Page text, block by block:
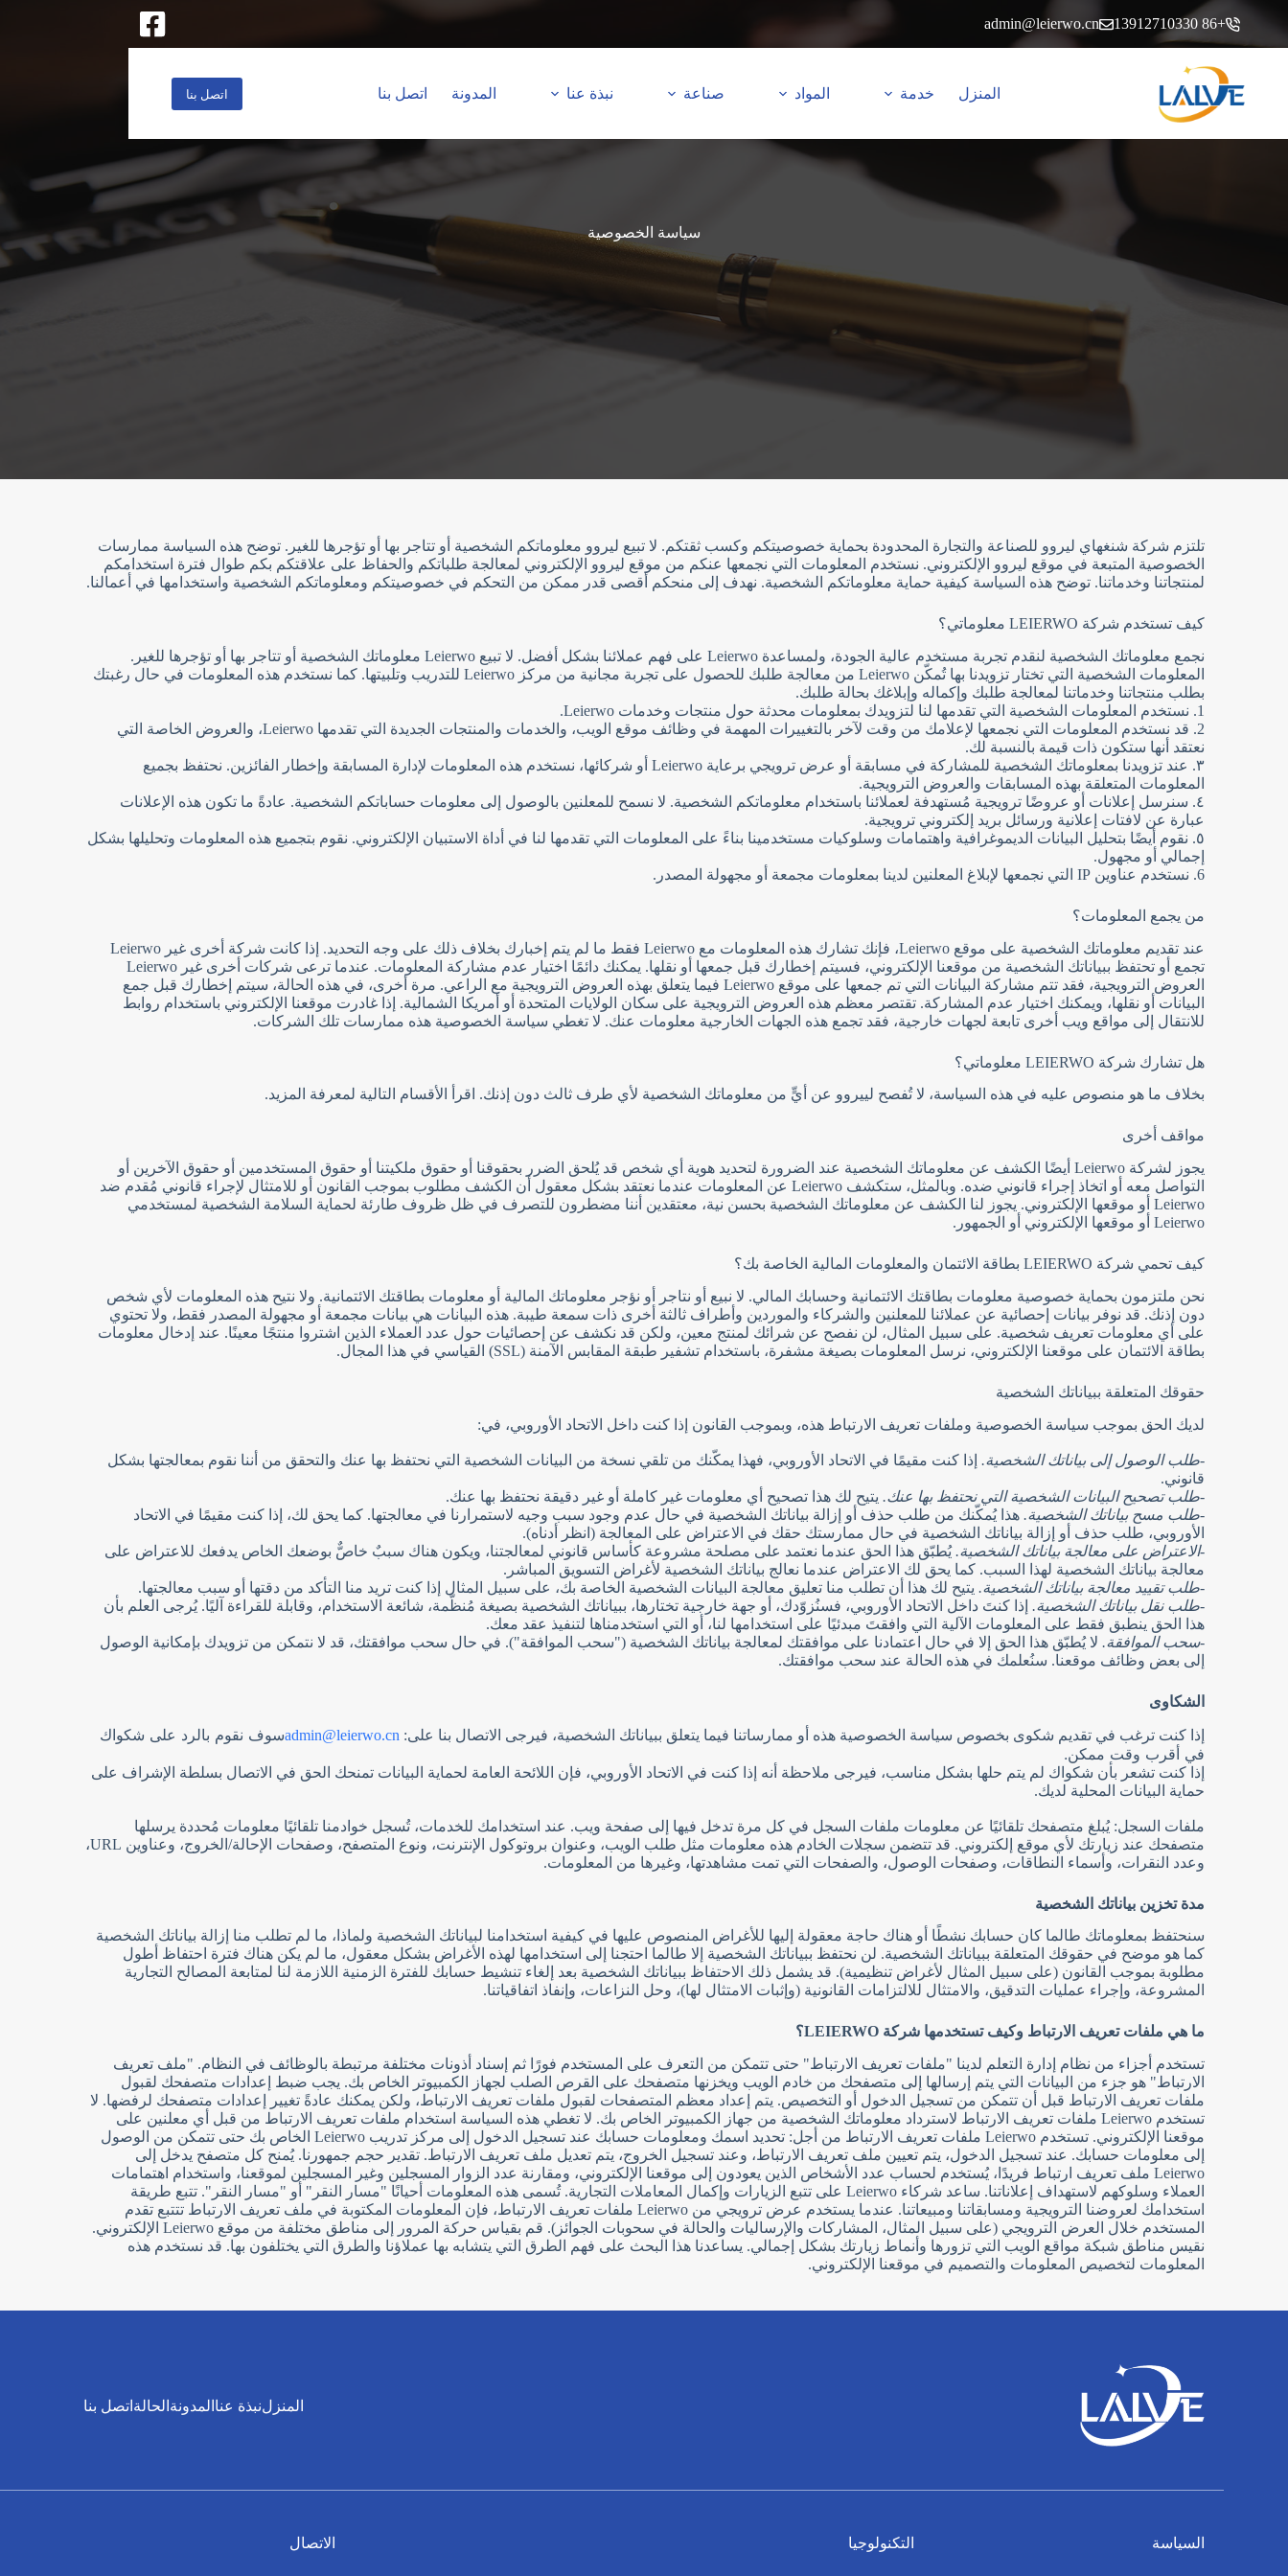
المحتوى
+86 13912710330
admin@leierwo.cn
المنزل خدمة المواد صناعة نبذة عنا المدونة اتصل بنا اتصل بنا
سياسة الخصوصية
تلتزم شركة شنغهاي ليروو للصناعة والتجارة المحدودة بحماية خصوصيتكم وكسب ثقتكم. لا تبيع ليروو معلوماتكم الشخصية أو تتاجر بها أو تؤجرها للغير. توضح هذه السياسة ممارسات
الخصوصية المتبعة في موقع ليروو الإلكتروني. نستخدم المعلومات التي نجمعها عنكم من موقع ليروو الإلكتروني لمعالجة طلباتكم والحفاظ على علاقتكم بكم طوال فترة استخدامكم
لمنتجاتنا وخدماتنا. توضح هذه السياسة كيفية حماية معلوماتكم الشخصية. نهدف إلى منحكم أقصى قدر ممكن من التحكم في خصوصيتكم ومعلوماتكم الشخصية واستخدامها في أعمالنا.
كيف تستخدم شركة LEIERWO معلوماتي؟
نجمع معلوماتك الشخصية لنقدم تجربة مستخدم عالية الجودة، ولمساعدة Leierwo على فهم عملائنا بشكل أفضل. لا تبيع Leierwo معلوماتك الشخصية أو تتاجر بها أو تؤجرها للغير.
المعلومات الشخصية التي تختار تزويدنا بها تُمكّن Leierwo من معالجة طلبك للحصول على تجربة مجانية من مركز Leierwo للتدريب وتلبيتها. كما نستخدم هذه المعلومات في حال رغبتك
بطلب منتجاتنا وخدماتنا لمعالجة طلبك وإكماله وإبلاغك بحالة طلبك.
1. نستخدم المعلومات الشخصية التي تقدمها لنا لتزويدك بمعلومات محدثة حول منتجات وخدمات Leierwo.
2. قد نستخدم المعلومات التي نجمعها لإعلامك من وقت لآخر بالتغييرات المهمة في وظائف موقع الويب، والخدمات والمنتجات الجديدة التي تقدمها Leierwo، والعروض الخاصة التي
نعتقد أنها ستكون ذات قيمة بالنسبة لك.
٣. عند تزويدنا بمعلوماتك الشخصية للمشاركة في مسابقة أو عرض ترويجي برعاية Leierwo أو شركائها، نستخدم هذه المعلومات لإدارة المسابقة وإخطار الفائزين. نحتفظ بجميع
المعلومات المتعلقة بهذه المسابقات والعروض الترويجية.
٤. سنرسل إعلانات أو عروضًا ترويجية مُستهدفة لعملائنا باستخدام معلوماتكم الشخصية. لا نسمح للمعلنين بالوصول إلى معلومات حساباتكم الشخصية. عادةً ما تكون هذه الإعلانات
عبارة عن لافتات إعلانية ورسائل بريد إلكتروني ترويجية.
٥. نقوم أيضًا بتحليل البيانات الديموغرافية واهتمامات وسلوكيات مستخدمينا بناءً على المعلومات التي تقدمها لنا في أداة الاستبيان الإلكتروني. نقوم بتجميع هذه المعلومات وتحليلها بشكل
إجمالي أو مجهول.
6. نستخدم عناوين IP التي نجمعها لإبلاغ المعلنين لدينا بمعلومات مجمعة أو مجهولة المصدر.
من يجمع المعلومات؟
عند تقديم معلوماتك الشخصية على موقع Leierwo، فإنك تشارك هذه المعلومات مع Leierwo فقط ما لم يتم إخبارك بخلاف ذلك على وجه التحديد. إذا كانت شركة أخرى غير Leierwo
تجمع أو تحتفظ ببياناتك الشخصية من موقعنا الإلكتروني، فسيتم إخطارك قبل جمعها أو نقلها. يمكنك دائمًا اختيار عدم مشاركة المعلومات. عندما ترعى شركات أخرى غير Leierwo
العروض الترويجية، فقد تتم مشاركة البيانات التي تم جمعها على موقع Leierwo فيما يتعلق بهذه العروض الترويجية مع الراعي. مرة أخرى، في هذه الحالة، سيتم إخطارك قبل جمع
البيانات أو نقلها، ويمكنك اختيار عدم المشاركة. تقتصر معظم هذه العروض الترويجية على سكان الولايات المتحدة أو أمريكا الشمالية. إذا غادرت موقعنا الإلكتروني باستخدام روابط
للانتقال إلى مواقع ويب أخرى تابعة لجهات خارجية، فقد تجمع هذه الجهات الخارجية معلومات عنك. لا تغطي سياسة الخصوصية هذه ممارسات تلك الشركات.
هل تشارك شركة LEIERWO معلوماتي؟
بخلاف ما هو منصوص عليه في هذه السياسة، لا تُفصح لييروو عن أيٍّ من معلوماتك الشخصية لأي طرف ثالث دون إذنك. اقرأ الأقسام التالية لمعرفة المزيد.
مواقف أخرى
يجوز لشركة Leierwo أيضًا الكشف عن معلوماتك الشخصية عند الضرورة لتحديد هوية أي شخص قد يُلحق الضرر بحقوقنا أو حقوق ملكيتنا أو حقوق المستخدمين أو حقوق الآخرين أو
التواصل معه أو اتخاذ إجراء قانوني ضده. وبالمثل، ستكشف Leierwo عن المعلومات عندما نعتقد بشكل معقول أن الكشف مطلوب بموجب القانون أو للامتثال لإجراء قانوني مُقدم ضد
Leierwo أو موقعها الإلكتروني. يجوز لنا الكشف عن معلوماتك الشخصية بحسن نية، معتقدين أننا مضطرون للتصرف في ظل ظروف طارئة لحماية السلامة الشخصية لمستخدمي
Leierwo أو موقعها الإلكتروني أو الجمهور.
كيف تحمي شركة LEIERWO بطاقة الائتمان والمعلومات المالية الخاصة بك؟
نحن ملتزمون بحماية خصوصية معلومات بطاقتك الائتمانية وحسابك المالي. لا نبيع أو نتاجر أو نؤجر معلوماتك المالية أو معلومات بطاقتك الائتمانية. ولا نتيح هذه المعلومات لأي شخص
دون إذنك. قد نوفر بيانات إحصائية عن عملائنا للمعلنين والشركاء والموردين وأطراف ثالثة أخرى ذات سمعة طيبة. هذه البيانات هي بيانات مجمعة أو مجهولة المصدر فقط، ولا تحتوي
على أي معلومات تعريف شخصية. على سبيل المثال، لن نفصح عن شرائك لمنتج معين، ولكن قد نكشف عن إحصائيات حول عدد العملاء الذين اشتروا منتجًا معينًا. عند إدخال معلومات
بطاقة الائتمان على موقعنا الإلكتروني، نرسل المعلومات بصيغة مشفرة، باستخدام تشفير طبقة المقابس الآمنة (SSL) القياسي في هذا المجال.
حقوقك المتعلقة ببياناتك الشخصية
لديك الحق بموجب سياسة الخصوصية وملفات تعريف الارتباط هذه، وبموجب القانون إذا كنت داخل الاتحاد الأوروبي، في:
-طلب الوصول إلى بياناتك الشخصية. إذا كنت مقيمًا في الاتحاد الأوروبي، فهذا يمكّنك من تلقي نسخة من البيانات الشخصية التي نحتفظ بها عنك والتحقق من أننا نقوم بمعالجتها بشكل
قانوني.
-طلب تصحيح البيانات الشخصية التي نحتفظ بها عنك. يتيح لك هذا تصحيح أي معلومات غير كاملة أو غير دقيقة نحتفظ بها عنك.
-طلب مسح بياناتك الشخصية.هذا يُمكّنك من طلب حذف أو إزالة بياناتك الشخصية في حال عدم وجود سبب وجيه لاستمرارنا في معالجتها. كما يحق لك، إذا كنت مقيمًا في الاتحاد
الأوروبي، طلب حذف أو إزالة بياناتك الشخصية في حال ممارستك حقك في الاعتراض على المعالجة (انظر أدناه).
-الاعتراض على معالجة بياناتك الشخصية.يُطبّق هذا الحق عندما نعتمد على مصلحة مشروعة كأساس قانوني لمعالجتنا، ويكون هناك سببٌ خاصٌّ بوضعك الخاص يدفعك للاعتراض على
معالجة بياناتك الشخصية لهذا السبب. كما يحق لك الاعتراض عندما نعالج بياناتك الشخصية لأغراض التسويق المباشر.
-طلب تقييد معالجة بياناتك الشخصية. يتيح لك هذا أن تطلب منا تعليق معالجة البيانات الشخصية الخاصة بك، على سبيل المثال إذا كنت تريد منا التأكد من دقتها أو سبب معالجتها.
-طلب نقل بياناتك الشخصية. إذا كنتَ داخل الاتحاد الأوروبي، فسنُزوّدك، أو جهة خارجية تختارها، ببياناتك الشخصية بصيغة مُنظّمة، شائعة الاستخدام، وقابلة للقراءة آليًا. يُرجى العلم بأن
هذا الحق ينطبق فقط على المعلومات الآلية التي وافقتَ مبدئيًا على استخدامها لنا، أو التي استخدمناها لتنفيذ عقد معك.
-سحب الموافقة. لا يُطبّق هذا الحق إلا في حال اعتمادنا على موافقتك لمعالجة بياناتك الشخصية ("سحب الموافقة"). في حال سحب موافقتك، قد لا نتمكن من تزويدك بإمكانية الوصول
إلى بعض وظائف موقعنا. سنُعلمك في هذه الحالة عند سحب موافقتك.
الشكاوى
إذا كنت ترغب في تقديم شكوى بخصوص سياسة الخصوصية هذه أو ممارساتنا فيما يتعلق ببياناتك الشخصية، فيرجى الاتصال بنا على: admin@leierwo.cnسوف نقوم بالرد على شكواك
في أقرب وقت ممكن.
إذا كنت تشعر بأن شكواك لم يتم حلها بشكل مناسب، فيرجى ملاحظة أنه إذا كنت في الاتحاد الأوروبي، فإن اللائحة العامة لحماية البيانات تمنحك الحق في الاتصال بسلطة الإشراف على
حماية البيانات المحلية لديك.
ملفات السجل: يُبلغ متصفحك تلقائيًا عن معلومات ملفات السجل في كل مرة تدخل فيها إلى صفحة ويب. عند استخدامك للخدمات، تُسجل خوادمنا تلقائيًا معلومات مُحددة يرسلها
متصفحك عند زيارتك لأي موقع إلكتروني. قد تتضمن سجلات الخادم هذه معلومات مثل طلب الويب، وعنوان بروتوكول الإنترنت، ونوع المتصفح، وصفحات الإحالة/الخروج، وعناوين URL،
وعدد النقرات، وأسماء النطاقات، وصفحات الوصول، والصفحات التي تمت مشاهدتها، وغيرها من المعلومات.
مدة تخزين بياناتك الشخصية
سنحتفظ بمعلوماتك طالما كان حسابك نشطًا أو هناك حاجة معقولة إليها للأغراض المنصوص عليها في كيفية استخدامنا لبياناتك الشخصية ولماذا، ما لم تطلب منا إزالة بياناتك الشخصية
كما هو موضح في حقوقك المتعلقة ببياناتك الشخصية. لن نحتفظ ببياناتك الشخصية إلا طالما احتجنا إلى استخدامها لهذه الأغراض بشكل معقول، ما لم يكن هناك فترة احتفاظ أطول
مطلوبة بموجب القانون (على سبيل المثال لأغراض تنظيمية). قد يشمل ذلك الاحتفاظ ببياناتك الشخصية بعد إلغاء تنشيط حسابك للفترة الزمنية اللازمة لنا لمتابعة المصالح التجارية
المشروعة، وإجراء عمليات التدقيق، والامتثال للالتزامات القانونية (وإثبات الامتثال لها)، وحل النزاعات، وإنفاذ اتفاقياتنا.
ما هي ملفات تعريف الارتباط وكيف تستخدمها شركة LEIERWO؟
تستخدم أجزاء من نظام إدارة التعلم لدينا "ملفات تعريف الارتباط" حتى تتمكن من التعرف على المستخدم فورًا ثم إسناد أذونات مختلفة مرتبطة بالوظائف في النظام. "ملف تعريف
الارتباط" هو جزء من البيانات التي يتم إرسالها إلى متصفحك من خادم الويب ويخزنها متصفحك على القرص الصلب لجهاز الكمبيوتر الخاص بك. يجب ضبط إعدادات متصفحك لقبول
ملفات تعريف الارتباط قبل أن تتمكن من تسجيل الدخول أو التخصيص. يتم إعداد معظم المتصفحات لقبول ملفات تعريف الارتباط، ولكن يمكنك عادةً تغيير إعدادات متصفحك لرفضها. لا
تستخدم Leierwo ملفات تعريف الارتباط لاسترداد معلوماتك الشخصية من جهاز الكمبيوتر الخاص بك. لا تغطي هذه السياسة استخدام ملفات تعريف الارتباط من قبل أي معلنين على
موقعنا الإلكتروني. تستخدم Leierwo ملفات تعريف الارتباط من أجل: تحديد اسمك ومعلومات حسابك عند تسجيل الدخول إلى مركز تدريب Leierwo الخاص بك حتى تتمكن من الوصول
إلى معلومات حسابك. عند تسجيل الدخول، يتم تعيين ملف تعريف الارتباط، وعند تسجيل الخروج، يتم تعديل ملف تعريف الارتباط. تقدير حجم جمهورنا. يُمنح كل متصفح يدخل إلى
Leierwo ملف تعريف ارتباط فريدًا، يُستخدم لحساب عدد الأشخاص الذين يعودون إلى موقعنا الإلكتروني، ومقارنة عدد الزوار المسجلين وغير المسجلين لموقعنا، واستخدام اهتمامات
العملاء وسلوكهم لاستهداف إعلاناتنا. ساعد شركاء Leierwo على تتبع الزيارات وإكمال المعاملات التجارية. تُسمى هذه المعلومات أحيانًا "مسار النقر" أو "مسار النقر". تتبع طريقة
استخدامك لعروضنا الترويجية ومسابقاتنا ومبيعاتنا. عندما يستخدم عرض ترويجي من Leierwo ملفات تعريف الارتباط، فإن المعلومات المكتوبة في ملف تعريف الارتباط تتتبع تقدم
المستخدم خلال العرض الترويجي (على سبيل المثال، المشاركات والإرساليات والحالة في سحوبات الجوائز). قم بقياس حركة المرور إلى مناطق مختلفة من موقع Leierwo الإلكتروني.
نقيس مناطق شبكة مواقع الويب التي تزورها وأنماط زيارتك بشكل إجمالي. يساعدنا هذا البحث على فهم الطرق التي يتشابه بها عملاؤنا والطرق التي يختلفون بها. قد نستخدم هذه
المعلومات لتخصيص المعلومات والتصميم في موقعنا الإلكتروني.
المنزلنبذة عنا المدونة الحالة اتصل بنا
السياسة التكنولوجيا الاتصال